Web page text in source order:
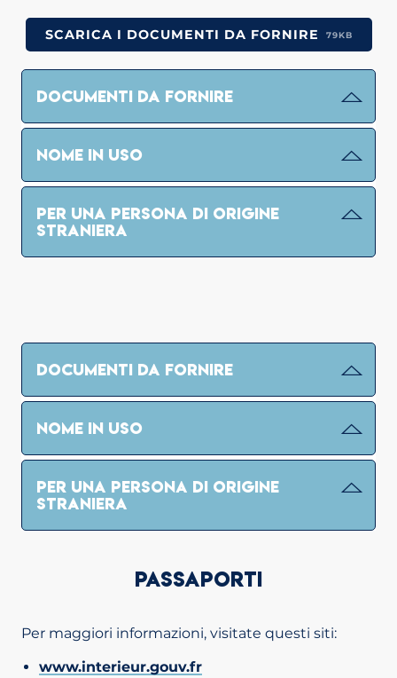
SCARICA I DOCUMENTI DA FORNIRE 79KB
DOCUMENTI DA FORNIRE
NOME IN USO
PER UNA PERSONA DI ORIGINE
STRANIERA
DOCUMENTI DA FORNIRE
NOME IN USO
PER UNA PERSONA DI ORIGINE
STRANIERA
PASSAPORTI
Per maggiori informazioni, visitate questi siti:
www.interieur.gouv.fr